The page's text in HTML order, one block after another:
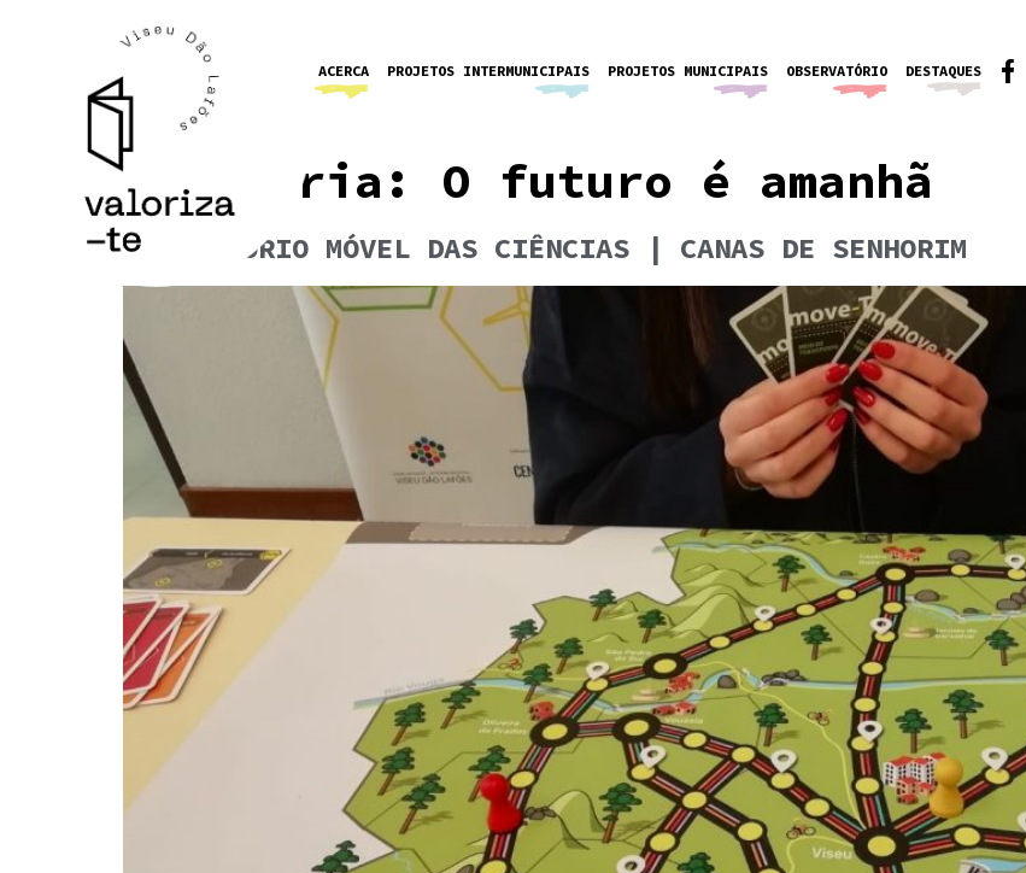
ACERCA PROJETOS INTERMUNICIPAIS PROJETOS MUNICIPAIS OBSERVATÓRIO DESTAQUES
Categoria: O futuro é amanhã
LABORATÓRIO MÓVEL DAS CIÊNCIAS | CANAS DE SENHORIM